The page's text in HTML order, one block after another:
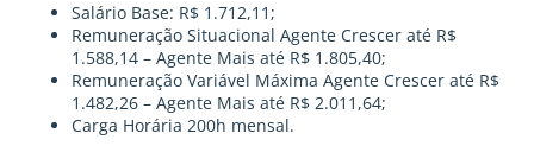
Salário Base: R$ 1.712,11;
Remuneração Situacional Agente Crescer até R$
1.588,14 – Agente Mais até R$ 1.805,40;
Remuneração Variável Máxima Agente Crescer até R$
1.482,26 – Agente Mais até R$ 2.011,64;
Carga Horária 200h mensal.